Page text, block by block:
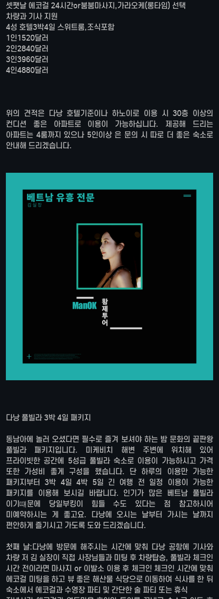
셋쨋날 에코걸 24시간or붐붐마사지,가라오케(롱타임) 선택
차량과 기사 지원
4성 호텔3박4일 스위트룸,조식포함
1인1520달러
2인2840달러
3인3960달러
4인4880달러
위의 견적은 다낭 호텔기준이나 하노이로 이용 시 30층 이상의
컨디션 좋은 아파트로 이용이 가능하십니다. 제공해 드리는
아파트는 4룸까지 있으나 5인이상 은 문의 시 따로 더 좋은 숙소로
안내해 드리겠습니다.
다낭 풀빌라 3박 4일 패키지
동남아에 놀러 오셨다면 필수로 즐겨 보셔야 하는 밤 문화의 끝판왕
풀빌라 패키지입니다. 미케비치 해변 주변에 위치해 있어
프라이빗한 공간에 5성급 풀빌라 숙소로 이용이 가능하시고 가격
또한 가성비 좋게 구성을 했습니다. 단 하루의 이용만 가능한
패키지부터 3박 4일 4박 5일 긴 여행 전 일정 이용이 가능한
패키지를 이용해 보시길 바랍니다. 인기가 많은 베트남 풀빌라
이기떄문에 당일부킹이 힘들 수도 있다는 점 참고하시어
미예약하시는 게 좋고요. 다낭에 오시는 날부터 가시는 날까지
편안하게 즐기시고 가도록 도와 드리겠습니다.
첫째 날:다낭에 방문에 해주시는 시간에 맞춰 다낭 공항에 기사와
차량 저 김 실장이 직접 사장님들과 미팅 후 차량탑승, 풀빌라 체크인
시간 전이라면 마사지 or 이발소 이용 후 체크인 체크인 시간에 맞춰
에코걸 미팅을 하고 뷰 좋은 해산물 식당으로 이동하여 식사를 한 뒤
숙소에서 에코걸과 수영장 파티 및 간단한 술 파티 또는 휴식